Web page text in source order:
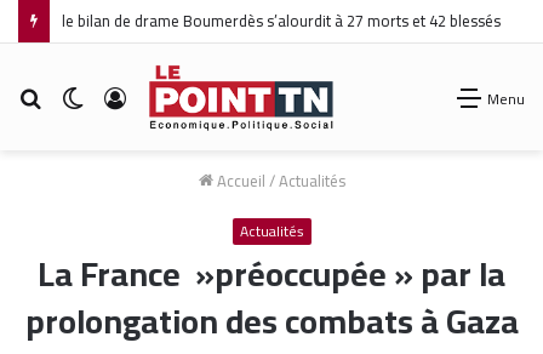
le bilan de drame Boumerdès s’alourdit à 27 morts et 42 blessés
Rechercher
Switch Connexion Menu
Accueil/Actualités
Actualités
La France »préoccupée » par la
prolongation des combats à Gaza